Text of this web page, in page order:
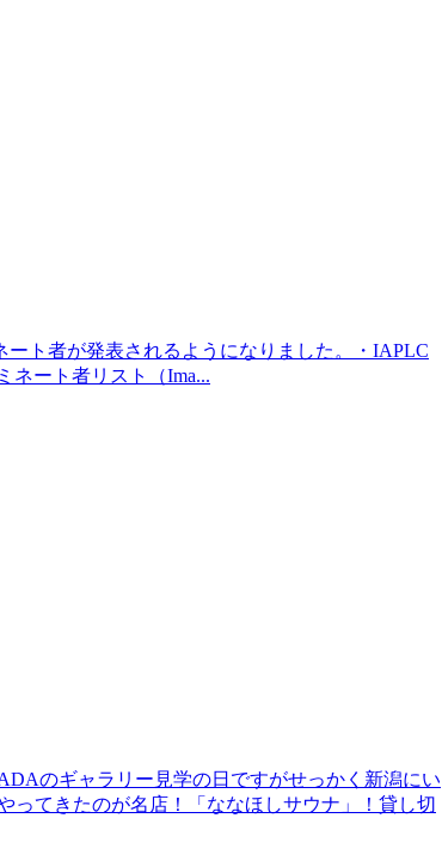
ト者が発表されるようになりました。・IAPLC
ネート者リスト（Ima...
のギャラリー見学の日ですがせっかく新潟にい
ってきたのが名店！「ななほしサウナ」！貸し切